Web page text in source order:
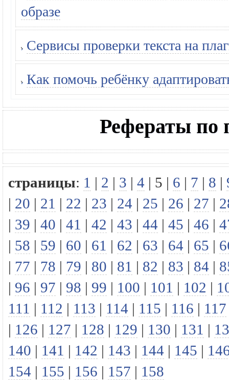
образе
Сервисы проверки текста на
Как помочь ребёнку
Рефераты по
страницы: 1 | 2 | 3 | 4 | 5 | 6 | 7 | 8 |
| 20 | 21 | 22 | 23 | 24 | 25 | 26 | 27 |
| 39 | 40 | 41 | 42 | 43 | 44 | 45 | 46 |
| 58 | 59 | 60 | 61 | 62 | 63 | 64 | 65 |
| 77 | 78 | 79 | 80 | 81 | 82 | 83 | 84 |
| 96 | 97 | 98 | 99 | 100 | 101 | 102 |
111 | 112 | 113 | 114 | 115 | 116 | 117
| 126 | 127 | 128 | 129 | 130 | 131 |
140 | 141 | 142 | 143 | 144 | 145 |
154 | 155 | 156 | 157 | 158